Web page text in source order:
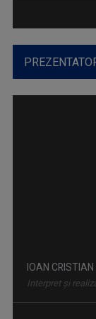
URECHI DE
Titlul emisiunii
IOAN
Interpret și